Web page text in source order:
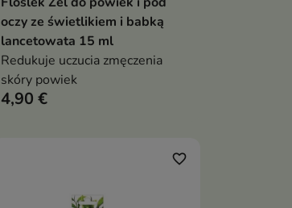
 Dodaj do koszyka
oczy ze świetlikiem i babką
lancetowata 15 ml
Redukuje uczucia zmęczenia
skóry powiek
4,90 €
favorite_border